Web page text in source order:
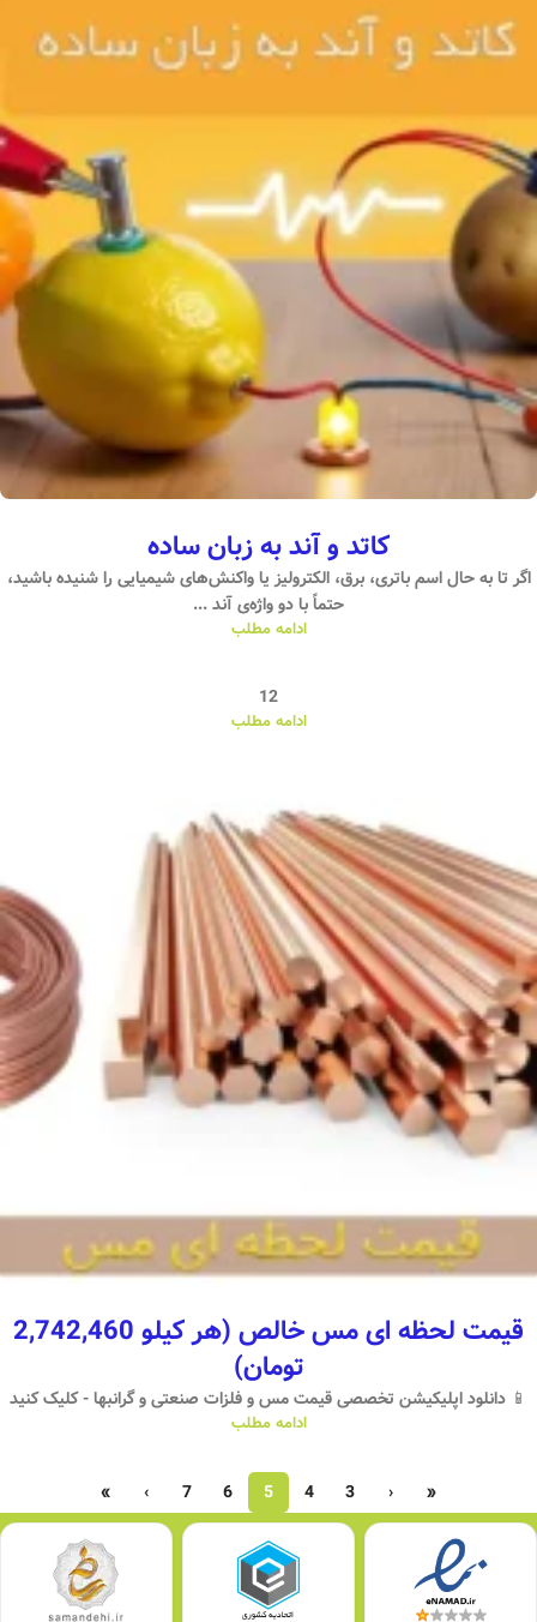
کاتد و آند به زبان ساده
اگر تا به حال اسم باتری، برق، الکترولیز یا واکنش‌های شیمیایی را شنیده باشید،
حتماً با دو واژه‌ی آند ...
ادامه مطلب
12
ادامه مطلب
قیمت لحظه ای مس خالص (هر کیلو 2,742,460
تومان)
📱 دانلود اپلیکیشن تخصصی قیمت مس و فلزات صنعتی و گرانبها - کلیک کنید
ادامه مطلب
«
‹
3
4
5
6
7
›
»